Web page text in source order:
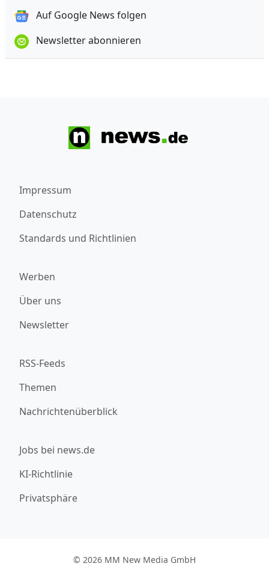
Auf Google News folgen
Newsletter abonnieren
Impressum
Datenschutz
Standards und Richtlinien
Werben
Über uns
Newsletter
RSS-Feeds
Themen
Nachrichtenüberblick
Jobs bei news.de
KI-Richtlinie
Privatsphäre
© 2026 MM New Media GmbH